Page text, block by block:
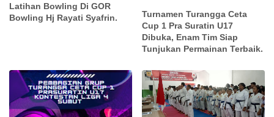
Latihan Bowling Di GOR
Bowling Hj Rayati Syafrin.
Turnamen Turangga Ceta
Cup 1 Pra Suratin U17
Dibuka, Enam Tim Siap
Tunjukan Permainan Terbaik.